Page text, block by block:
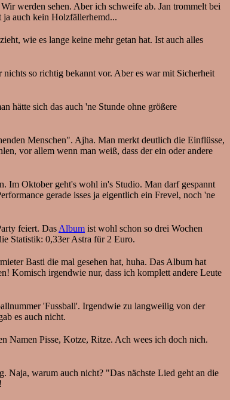
werden sehen. Aber ich schweife ab. Jan trommelt bei
auch kein Holzfällerhemd...
wie es lange keine mehr getan hat. Ist auch alles
so richtig bekannt vor. Aber es war mit Sicherheit
hätte sich das auch 'ne Stunde ohne größere
Menschen". Ajha. Man merkt deutlich die Einflüsse,
vor allem wenn man weiß, dass der ein oder andere
Im Oktober geht's wohl in's Studio. Man darf gespannt
gerade isses ja eigentlich ein Frevel, noch 'ne
feiert. Das Album ist wohl schon so drei Wochen
Statistik: 0,33er Astra für 2 Euro.
Basti die mal gesehen hat, huha. Das Album hat
Komisch irgendwie nur, dass ich komplett andere Leute
'Fussball'. Irgendwie zu langweilig von der
es auch nicht.
Namen Pisse, Kotze, Ritze. Ach wees ich doch nich.
Naja, warum auch nicht? "Das nächste Lied geht an die